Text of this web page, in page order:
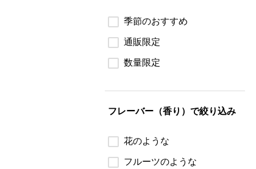
季節のおすすめ
通販限定
数量限定
フレーバー（香り）で絞り込み
花のような
フルーツのような